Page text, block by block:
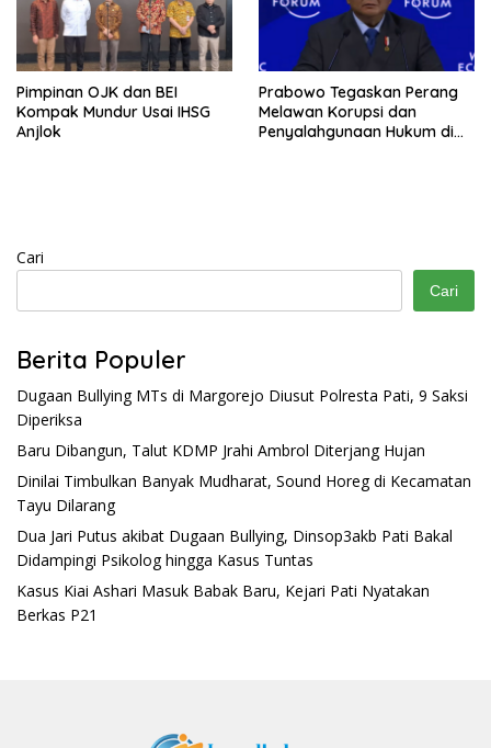
Pimpinan OJK dan BEI
Kompak Mundur Usai IHSG
Anjlok
Prabowo Tegaskan Perang
Melawan Korupsi dan
Penyalahgunaan Hukum di
Cari
Cari
Berita Populer
Dugaan Bullying MTs di Margorejo Diusut Polresta Pati, 9 Saksi
Diperiksa
Baru Dibangun, Talut KDMP Jrahi Ambrol Diterjang Hujan
Dinilai Timbulkan Banyak Mudharat, Sound Horeg di Kecamatan
Tayu Dilarang
Dua Jari Putus akibat Dugaan Bullying, Dinsop3akb Pati Bakal
Didampingi Psikolog hingga Kasus Tuntas
Kasus Kiai Ashari Masuk Babak Baru, Kejari Pati Nyatakan
Berkas P21